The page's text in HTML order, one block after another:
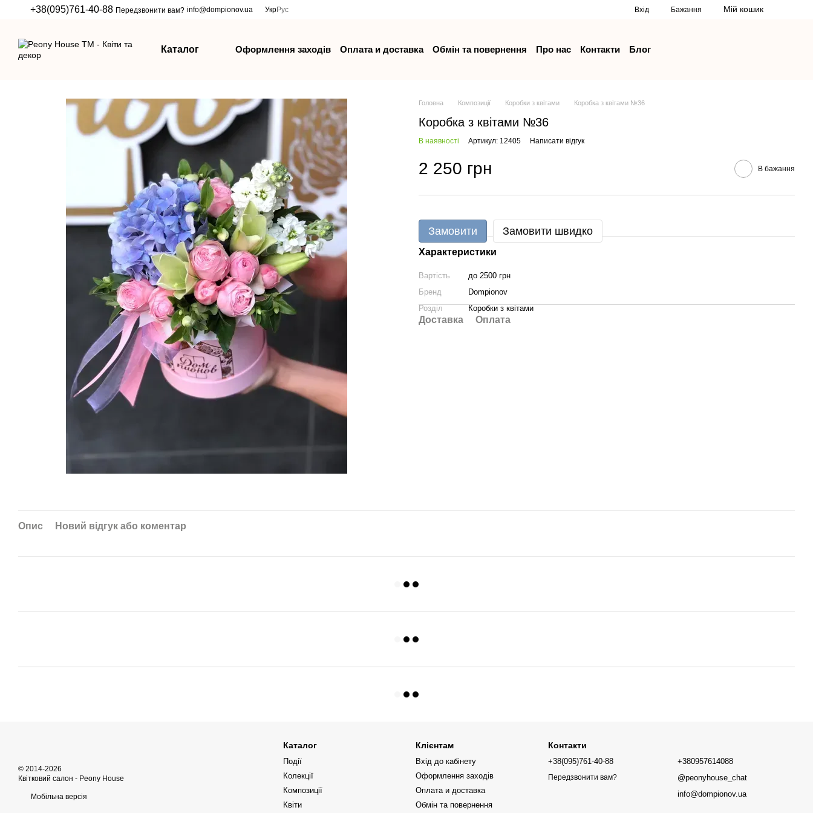
Перейти до основного контенту
+38(095)761-40-88 Передзвонити вам? info@dompionov.ua УкрРус Вхід Бажання Мій кошик
Каталог Оформлення заходів Оплата и доставка Обмін та повернення Про нас Контакти Блог
Головна Композиції Коробки з квітами Коробка з квітами №36
Коробка з квітами №36
В наявності Артикул: 12405 Написати відгук
2 250 грн В бажання
Замовити Замовити швидко
Характеристики
Вартість
до 2500 грн
Бренд
Dompionov
Розділ
Коробки з квітами
Доставка Оплата
Опис Новий відгук або коментар
© 2014-2026
Квітковий салон - Peony House
Мобільна версія
Каталог
Події
Колекції
Композиції
Квіти
Клієнтам
Вхід до кабінету
Оформлення заходів
Оплата и доставка
Обмін та повернення
Контакти
+38(095)761-40-88
Передзвонити вам?
+380957614088
@peonyhouse_chat
info@dompionov.ua